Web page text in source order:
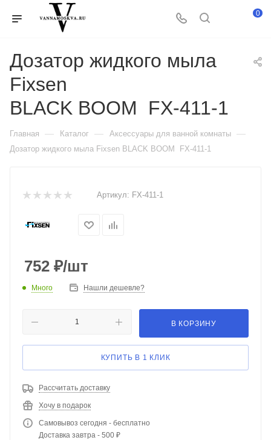
0
Дозатор жидкого мыла
Fixsen
BLACK BOOM FX-411-1
Главная — Каталог — Аксессуары для ванной комнаты —
Дозатор жидкого мыла Fixsen BLACK BOOM FX-411-1
Артикул: FX-411-1
752 ₽/шт
Много Нашли дешевле?
В КОРЗИНУ
КУПИТЬ В 1 КЛИК
Рассчитать доставку
Хочу в подарок
Самовывоз сегодня - бесплатно
Доставка завтра - 500 ₽